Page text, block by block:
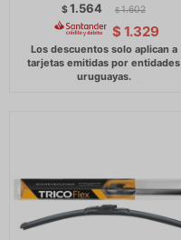
$1.564 $ 1.602
$ 1.329